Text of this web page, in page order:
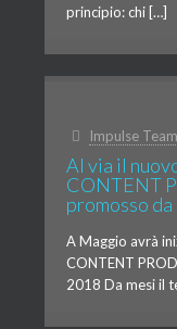
principio: chi […]
Impulse Team
Al via il
CONTENT
promosso
A Maggio avrà
CONTENT
2018 Da mesi il